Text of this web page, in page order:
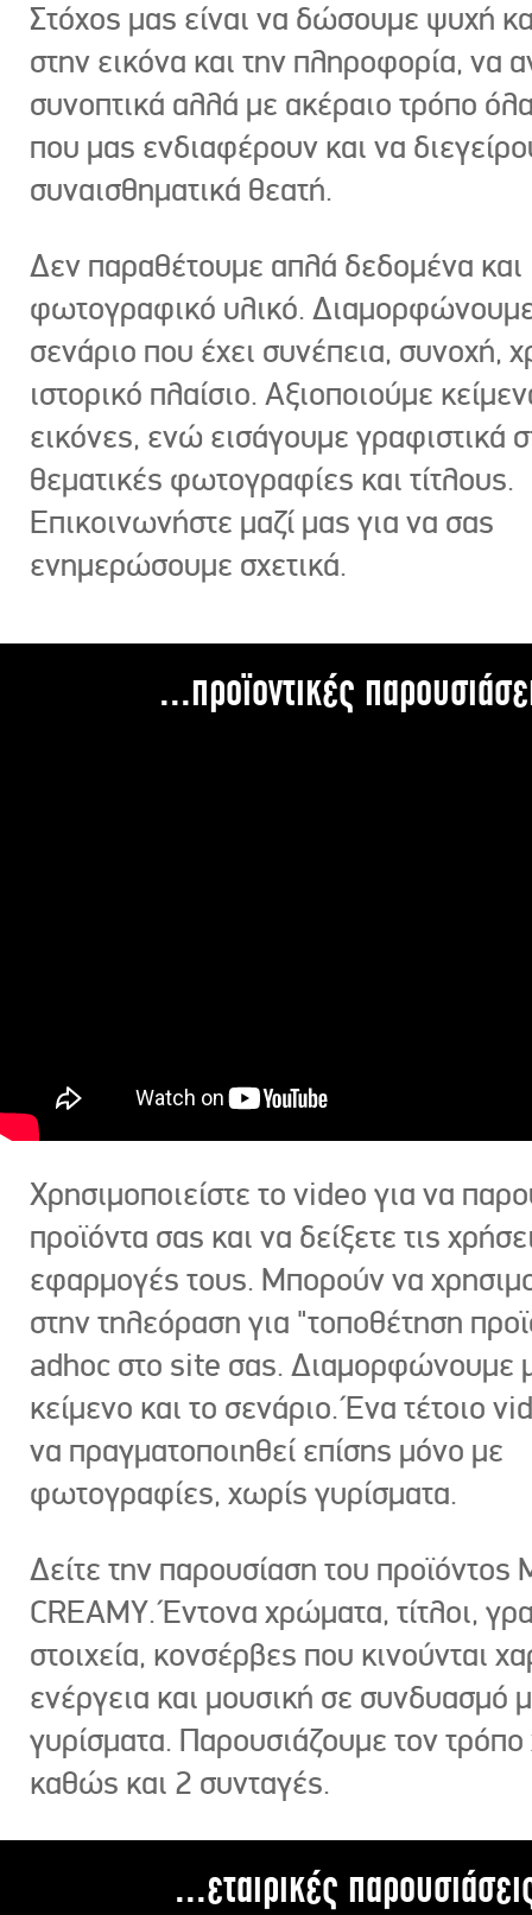
Στόχος μας είναι να δώσουμε ψυχή
στην εικόνα και την πληροφορία, να
συνοπτικά αλλά με ακέραιο τρόπο
που μας ενδιαφέρουν και να
συναισθηματικά θεατή.
Δεν παραθέτουμε απλά δεδομένα και
φωτογραφικό υλικό.
σενάριο που έχει συνέπεια, συνοχή,
ιστορικό πλαίσιο. Αξιοποιούμε
εικόνες, ενώ εισάγουμε γραφιστικά
θεματικές φωτογραφίες και τίτλους.
Επικοινωνήστε μαζί μας για να σας
ενημερώσουμε σχετικά.
...προϊοντικές
Χρησιμοποιείστε το video για να
προϊόντα σας και να δείξετε τις
εφαρμογές τους. Μπορούν να
στην τηλεόραση για "τοποθέτηση
adhoc στο site σας. Διαμορφώνουμε
κείμενο και το σενάριο. Ένα τέτοιο
να πραγματοποιηθεί επίσης μόνο με
φωτογραφίες, χωρίς γυρίσματα.
Δείτε την παρουσίαση του προϊόντος
CREAMY. Έντονα χρώματα, τίτλοι,
στοιχεία, κονσέρβες που κινούνται
ενέργεια και μουσική σε συνδυασμό
γυρίσματα. Παρουσιάζουμε τον
καθώς και 2 συνταγές.
...εταιρικές